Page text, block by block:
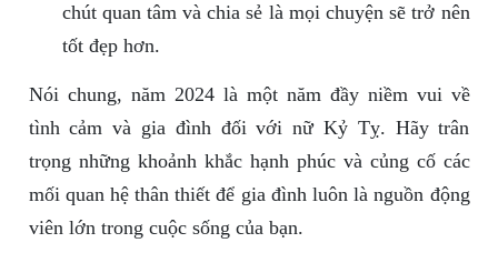
chút quan tâm và chia sẻ là mọi chuyện sẽ trở nên
tốt đẹp hơn.
Nói chung, năm 2024 là một năm đầy niềm vui về
tình cảm và gia đình đối với nữ Kỷ Tỵ. Hãy trân
trọng những khoảnh khắc hạnh phúc và củng cố các
mối quan hệ thân thiết để gia đình luôn là nguồn động
viên lớn trong cuộc sống của bạn.